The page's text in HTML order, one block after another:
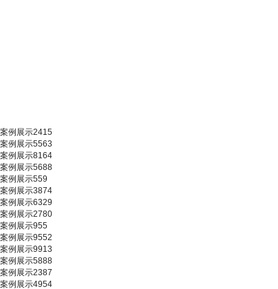
案例展示2415
案例展示5563
案例展示8164
案例展示5688
案例展示559
案例展示3874
案例展示6329
案例展示2780
案例展示955
案例展示9552
案例展示9913
案例展示5888
案例展示2387
案例展示4954